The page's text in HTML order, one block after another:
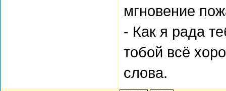
мгновение
- Как я рада
тобой всё
слова.